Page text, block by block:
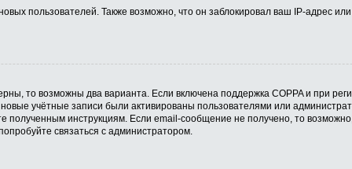
пользователей. Также возможно, что он заблокировал ваш IP-адрес
то возможны два варианта. Если включена поддержка COPPA и при
учётные записи были активированы пользователями или
инструкциям. Если email-сообщение не получено, то
связаться с администратором.